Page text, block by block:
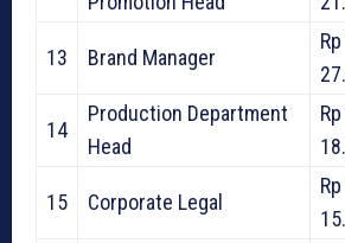
13 Brand Manager
14
Production Department
Head
15 Corporate Legal